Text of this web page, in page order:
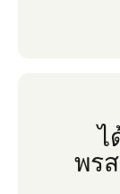
ไ
พร